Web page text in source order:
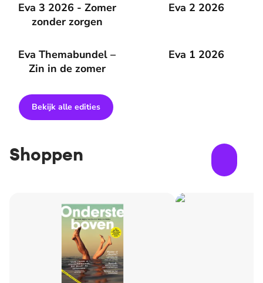
Eva 3 2026 - Zomer
zonder zorgen
Eva 3 2026 - Zomer zonder zorgen Eva 2 2026
Eva 2 2026
Eva Themabundel –
Zin in de zomer
Eva Themabundel – Zin in de zomer Eva 1 2026
Eva 1 2026
Bekijk alle edities
Shoppen